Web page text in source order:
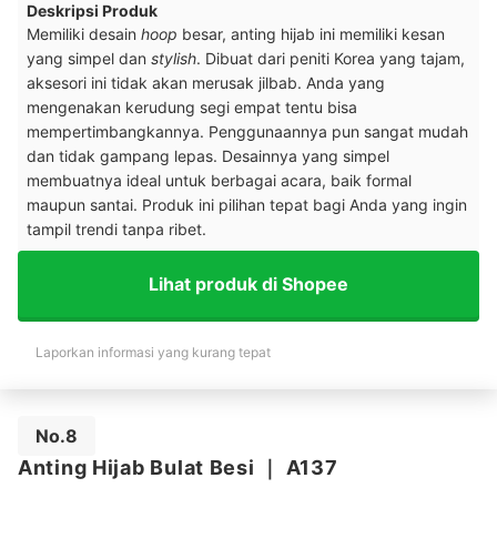
Deskripsi Produk
Memiliki desain hoop besar, anting hijab ini memiliki kesan
yang simpel dan stylish. Dibuat dari peniti Korea yang tajam,
aksesori ini tidak akan merusak jilbab. Anda yang
mengenakan kerudung segi empat tentu bisa
mempertimbangkannya. Penggunaannya pun sangat mudah
dan tidak gampang lepas. Desainnya yang simpel
membuatnya ideal untuk berbagai acara, baik formal
maupun santai. Produk ini pilihan tepat bagi Anda yang ingin
tampil trendi tanpa ribet.
Lihat produk di Shopee
Laporkan informasi yang kurang tepat
No.8
Anting Hijab Bulat Besi A137